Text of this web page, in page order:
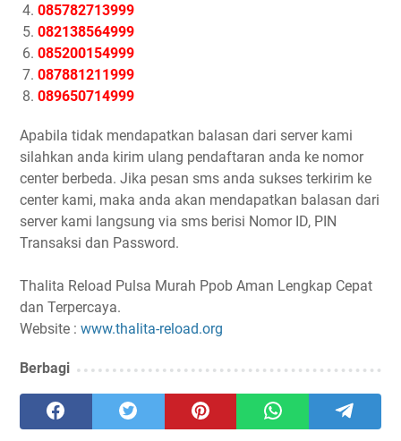
085782713999
082138564999
085200154999
087881211999
089650714999
Apabila tidak mendapatkan balasan dari server kami
silahkan anda kirim ulang pendaftaran anda ke nomor
center berbeda. Jika pesan sms anda sukses terkirim ke
center kami, maka anda akan mendapatkan balasan dari
server kami langsung via sms berisi Nomor ID, PIN
Transaksi dan Password.
Thalita Reload Pulsa Murah Ppob Aman Lengkap Cepat
dan Terpercaya.
Website : www.thalita-reload.org
Berbagi